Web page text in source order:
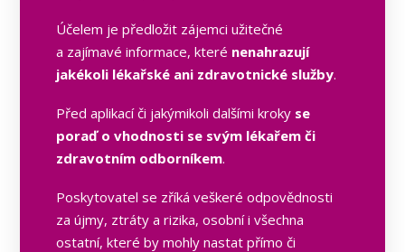
Účelem je předložit zájemci užitečné
a zajímavé informace, které nenahrazují
jakékoli lékařské ani zdravotnické služby.
Před aplikací či jakýmikoli dalšími kroky se
poraď o vhodnosti se svým lékařem či
zdravotním odborníkem.
Poskytovatel se zříká veškeré odpovědnosti
za újmy, ztráty a rizika, osobní i všechna
ostatní, které by mohly nastat přímo či